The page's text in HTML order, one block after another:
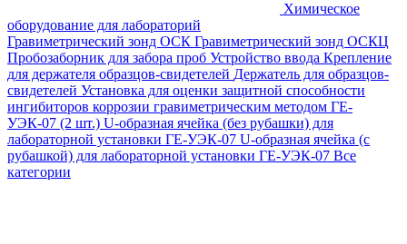
Химическое
оборудование для лабораторий
Гравиметрический зонд ОСК Гравиметрический зонд ОСКЦ
Пробозаборник для забора проб Устройство ввода Крепление
для держателя образцов-свидетелей Держатель для образцов-
свидетелей Установка для оценки защитной способности
ингибиторов коррозии гравиметрическим методом ГЕ-
УЭК-07 (2 шт.) U-образная ячейка (без рубашки) для
лабораторной установки ГЕ-УЭК-07 U-образная ячейка (с
рубашкой) для лабораторной установки ГЕ-УЭК-07 Все
категории